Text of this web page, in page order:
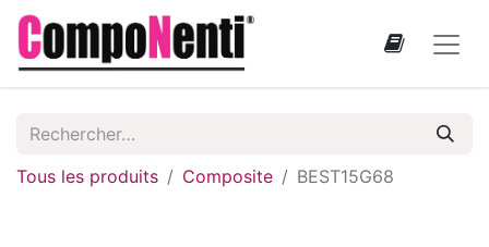
Tous les produits Composite BEST15G68